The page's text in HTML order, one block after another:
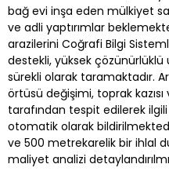
bağ evi inşa eden mülkiyet
ve adli yaptırımlar
arazilerini Coğrafi Bilgi
destekli, yüksek çözünürlüklü
sürekli olarak taramaktadır.
örtüsü değişimi, toprak
tarafından tespit edilerek
otomatik olarak
ve 500 metrekarelik bir ihlal
maliyet analizi